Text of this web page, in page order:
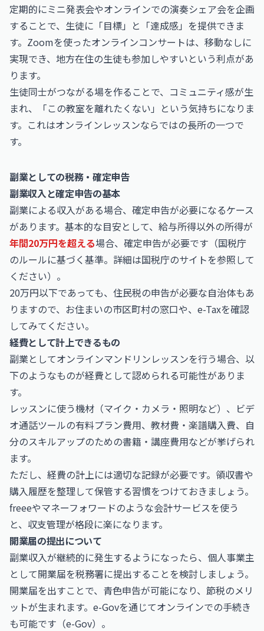
定期的にミニ発表会やオンラインでの演奏シェア会を企画
することで、生徒に「目標」と「達成感」を提供できま
す。Zoomを使ったオンラインコンサートは、移動なしに
実現でき、地方在住の生徒も参加しやすいという利点があ
ります。
生徒同士がつながる場を作ることで、コミュニティ感が生
まれ、「この教室を離れたくない」という気持ちになりま
す。これはオンラインレッスンならではの長所の一つで
す。
副業としての税務・確定申告
副業収入と確定申告の基本
副業による収入がある場合、確定申告が必要になるケース
があります。基本的な目安として、給与所得以外の所得が
年間20万円を超える場合、確定申告が必要です（国税庁
のルールに基づく基準。詳細は国税庁のサイトを参照して
ください）。
20万円以下であっても、住民税の申告が必要な自治体もあ
りますので、お住まいの市区町村の窓口や、 e-Taxを確認
してみてください。
経費として計上できるもの
副業としてオンラインマンドリンレッスンを行う場合、以
下のようなものが経費として認められる可能性がありま
す。
レッスンに使う機材（マイク・カメラ・照明など）、ビデ
オ通話ツールの有料プラン費用、教材費・楽譜購入費、自
分のスキルアップのための書籍・講座費用などが挙げられ
ます。
ただし、経費の計上には適切な記録が必要です。領収書や
購入履歴を整理して保管する習慣をつけておきましょう。
freeeやマネーフォワードのような会計サービスを使う
と、収支管理が格段に楽になります。
開業届の提出について
副業収入が継続的に発生するようになったら、個人事業主
として開業届を税務署に提出することを検討しましょう。
開業届を出すことで、青色申告が可能になり、節税のメリ
ットが生まれます。e-Govを通じてオンラインでの手続き
も可能です（e-Gov）。